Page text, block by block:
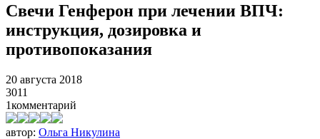
Свечи Генферон при лечении ВПЧ:
инструкция, дозировка и
противопоказания
20 августа 2018
3011
1комментарий
автор: Ольга Никулина